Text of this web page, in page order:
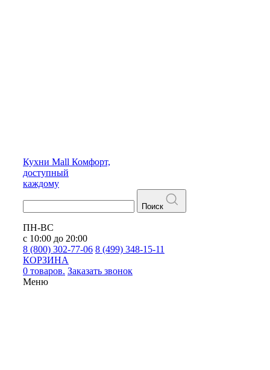
Кухни Mall Комфорт,
доступный
каждому
Поиск
ПН-ВС
с 10:00 до 20:00
8 (800) 302-77-06 8 (499) 348-15-11
КОРЗИНА
0 товаров. Заказать звонок
Меню